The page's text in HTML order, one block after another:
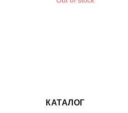
КАТАЛОГ